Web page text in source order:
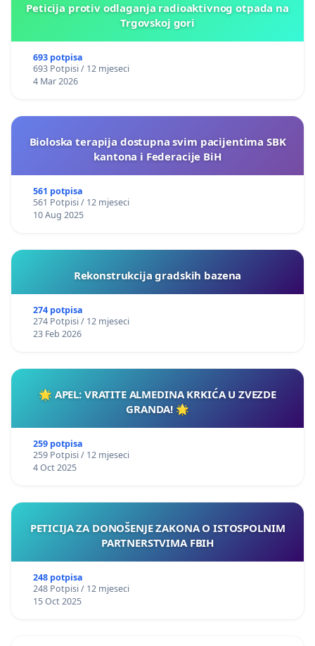
Peticija protiv odlaganja radioaktivnog otpada na
Trgovskoj gori
693 potpisa
693 Potpisi / 12 mjeseci
4 Mar 2026
Bioloska terapija dostupna svim pacijentima SBK
kantona i Federacije BiH
561 potpisa
561 Potpisi / 12 mjeseci
10 Aug 2025
Rekonstrukcija gradskih bazena
274 potpisa
274 Potpisi / 12 mjeseci
23 Feb 2026
🌟 APEL: VRATITE ALMEDINA KRKIĆA U ZVEZDE
GRANDA! 🌟
259 potpisa
259 Potpisi / 12 mjeseci
4 Oct 2025
PETICIJA ZA DONOŠENJE ZAKONA O ISTOSPOLNIM
PARTNERSTVIMA FBIH
248 potpisa
248 Potpisi / 12 mjeseci
15 Oct 2025